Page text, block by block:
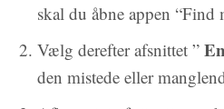
skal du åbne appen “Find
Vælg derefter afsnittet ”
den mistede eller